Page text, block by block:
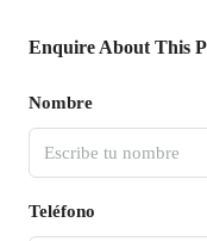
Enquire About This
Nombre
Teléfono